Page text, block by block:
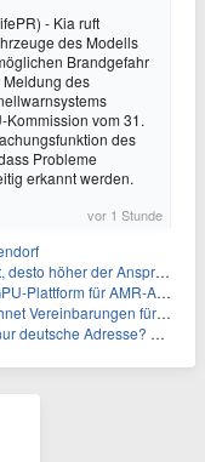
- Kia ruft
des Modells
Brandgefahr
des
Kommission vom 31.
des
Probleme
erkannt werden.
vor 1 Stunde
der Anspruch an gute Beratung
für vier GMSL2-Fahrzeugkameras auf den Markt
$ von der kanadischen Regierung für Straßeninfrastruktur und Stromübertragungsleitungen
Sie, wo Ihre Leiterplatten wirklich gefertigt werden